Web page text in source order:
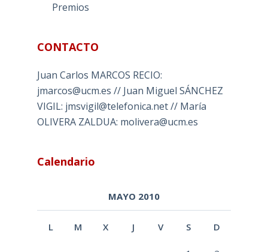
Premios
CONTACTO
Juan Carlos MARCOS RECIO:
jmarcos@ucm.es // Juan Miguel SÁNCHEZ
VIGIL: jmsvigil@telefonica.net // María
OLIVERA ZALDUA: molivera@ucm.es
Calendario
MAYO 2010
L M X J V S D